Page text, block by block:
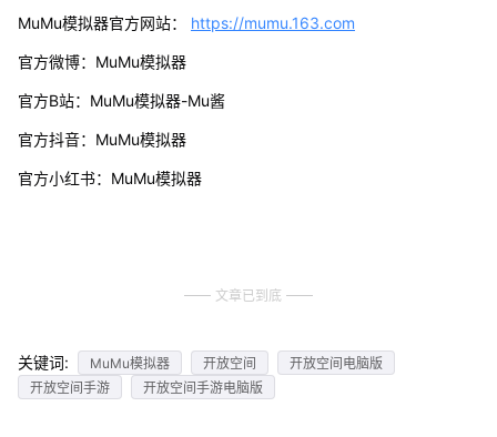
MuMu模拟器官方网站： https://mumu.163.com
官方微博：MuMu模拟器
官方B站：MuMu模拟器-Mu酱
官方抖音：MuMu模拟器
官方小红书：MuMu模拟器
文章已到底
关键词: MuMu模拟器 开放空间
开放空间电脑版
开放空间手游
开放空间手游电脑版